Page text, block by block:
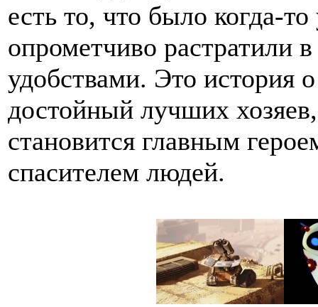
есть то, что было когда-
опрометчиво растратили
удобствами. Это история
достойный лучших
становится главным
спасителем людей.